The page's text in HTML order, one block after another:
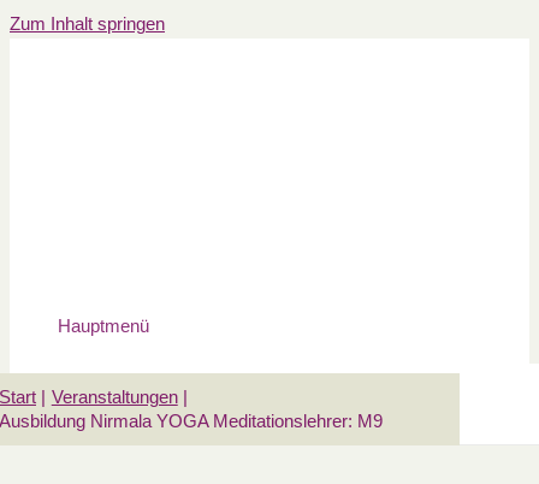
Zum Inhalt springen
Hauptmenü
Start
Veranstaltungen
Ausbildung Nirmala YOGA Meditationslehrer: M9